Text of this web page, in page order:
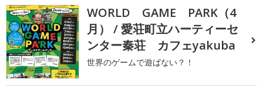
WORLD GAME PARK（4
月） / 愛荘町立ハーティーセ
ンター秦荘 カフェyakuba
世界のゲームで遊ばない？！